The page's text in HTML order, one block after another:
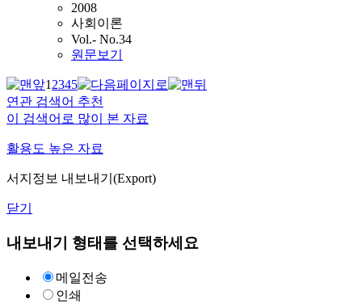
2008
사회이론
Vol.- No.34
원문보기
12345
연관 검색어 추천
이 검색어로 많이 본 자료
활용도 높은 자료
서지정보 내보내기(Export)
닫기
내보내기 형태를 선택하세요
메일전송
인쇄